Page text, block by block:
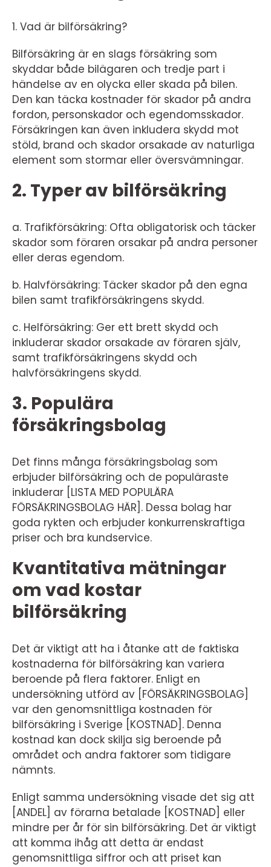
1. Vad är bilförsäkring?
Bilförsäkring är en slags försäkring som
skyddar både bilägaren och tredje part i
händelse av en olycka eller skada på bilen.
Den kan täcka kostnader för skador på andra
fordon, personskador och egendomsskador.
Försäkringen kan även inkludera skydd mot
stöld, brand och skador orsakade av naturliga
element som stormar eller översvämningar.
2. Typer av bilförsäkring
a. Trafikförsäkring: Ofta obligatorisk och täcker
skador som föraren orsakar på andra personer
eller deras egendom.
b. Halvförsäkring: Täcker skador på den egna
bilen samt trafikförsäkringens skydd.
c. Helförsäkring: Ger ett brett skydd och
inkluderar skador orsakade av föraren själv,
samt trafikförsäkringens skydd och
halvförsäkringens skydd.
3. Populära
försäkringsbolag
Det finns många försäkringsbolag som
erbjuder bilförsäkring och de populäraste
inkluderar [LISTA MED POPULÄRA
FÖRSÄKRINGSBOLAG HÄR]. Dessa bolag har
goda rykten och erbjuder konkurrenskraftiga
priser och bra kundservice.
Kvantitativa mätningar
om vad kostar
bilförsäkring
Det är viktigt att ha i åtanke att de faktiska
kostnaderna för bilförsäkring kan variera
beroende på flera faktorer. Enligt en
undersökning utförd av [FÖRSÄKRINGSBOLAG]
var den genomsnittliga kostnaden för
bilförsäkring i Sverige [KOSTNAD]. Denna
kostnad kan dock skilja sig beroende på
området och andra faktorer som tidigare
nämnts.
Enligt samma undersökning visade det sig att
[ANDEL] av förarna betalade [KOSTNAD] eller
mindre per år för sin bilförsäkring. Det är viktigt
att komma ihåg att detta är endast
genomsnittliga siffror och att priset kan